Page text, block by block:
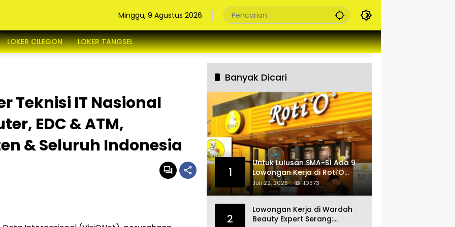
Minggu, 9 Agustus 2026
LOKER CILEGON LOKER TANGSEL
Teknisi IT Nasional
EDC & ATM,
& Seluruh Indonesia
Banyak Dicari
1
Untuk Lulusan SMA-S1 Ada 9
Lowongan Kerja di Roti’O
Penempatan Jabar, Banten
dan Jakarta
Juli 22, 2025 10373
2
Lowongan Kerja di Wardah
Beauty Expert Serang: